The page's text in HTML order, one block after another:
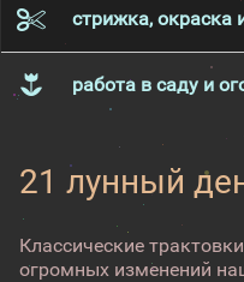
стрижка, окраска
работа в саду и
21 лунный
Классические
огромных изменений